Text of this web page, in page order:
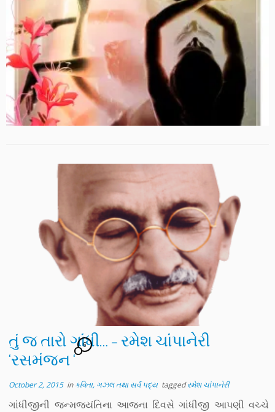
તું જ તારો ગાંધી… – રમેશ ચાંપાનેરી
‘રસમંજન ‘
6
October 2, 2015inકવિતા, ગઝલ તથા સર્વ પદ્ય taggedરમેશ ચાંપાનેરી
ગાંધીજીની જન્મજયંતિના આજના દિવસે ગાંધીજી આપણી વચ્ચે